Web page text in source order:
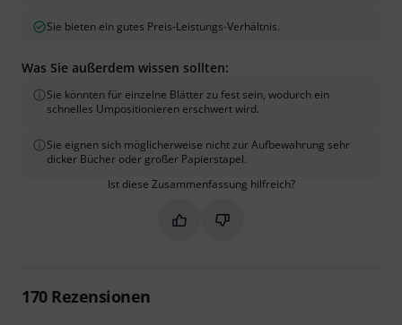
Sie bieten ein gutes Preis-Leistungs-Verhältnis.
Was Sie außerdem wissen sollten:
Sie könnten für einzelne Blätter zu fest sein, wodurch ein
schnelles Umpositionieren erschwert wird.
Sie eignen sich möglicherweise nicht zur Aufbewahrung sehr
dicker Bücher oder großer Papierstapel.
Ist diese Zusammenfassung hilfreich?
Markieren Sie diese
Markieren Sie diese
170Rezensionen